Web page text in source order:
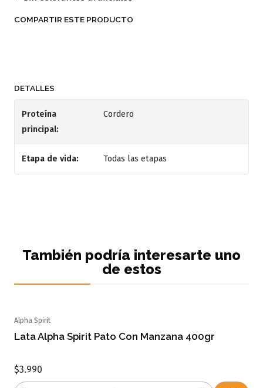
COMPARTIR ESTE PRODUCTO
DETALLES
Proteína
principal:
Cordero
Etapa de vida: Todas las etapas
También podría interesarte uno
de estos
Alpha Spirit
Lata Alpha Spirit Pato Con Manzana 400gr
$3.990